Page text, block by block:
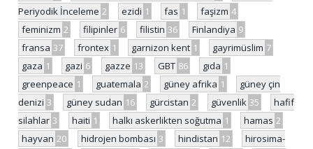
Periyodik İnceleme 2 ezidi 1 fas 1 faşizm 4
feminizm 2 filipinler 6 filistin 36 Finlandiya 9
fransa 37 frontex 1 garnizon kent 1 gayrimüslim 7
gaza 1 gazi 6 gazze 13 GBT 86 gıda 1
greenpeace 1 guatemala 2 güney afrika 1
güney çin
denizi 3 güney sudan 16 gürcistan 2 güvenlik 35
hafif
silahlar 3 haiti 1 halkı askerlikten soğutma 1 hamas 2
hayvan 20 hidrojen bombası 3 hindistan 12
hirosima-